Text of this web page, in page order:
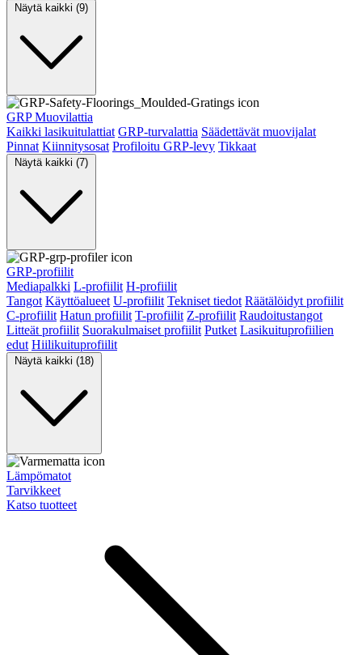
Näytä kaikki (9)
GRP Muovilattia
Kaikki lasikuitulattiat GRP-turvalattia Säädettävät muovijalat
Pinnat Kiinnitysosat Profiloitu GRP-levy Tikkaat
Näytä kaikki (7)
GRP-profiilit
Mediapalkki L-profiilit H-profiilit
Tangot Käyttöalueet U-profiilit Tekniset tiedot Räätälöidyt profiilit
C-profiilit Hatun profiilit T-profiilit Z-profiilit Raudoitustangot
Litteät profiilit Suorakulmaiset profiilit Putket Lasikuituprofiilien
edut Hiilikuituprofiilit
Näytä kaikki (18)
Lämpömatot
Tarvikkeet
Katso tuotteet